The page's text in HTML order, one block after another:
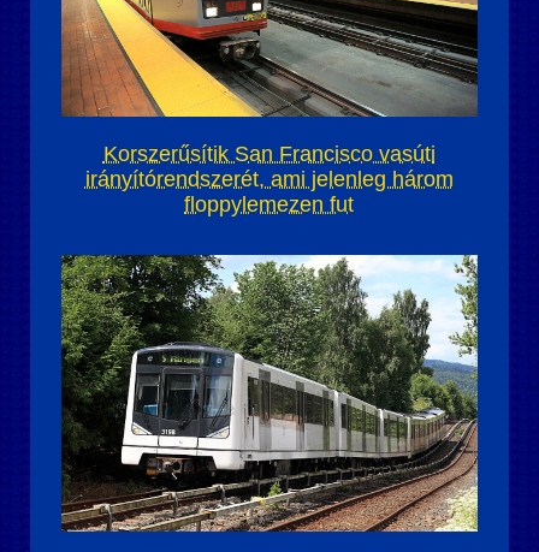
Korszerűsítik San Francisco vasúti
irányítórendszerét, ami jelenleg három
floppylemezen fut